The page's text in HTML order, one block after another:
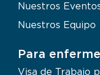
Nuestros
Nuestros Equipo
Para
Visa de Trabajo